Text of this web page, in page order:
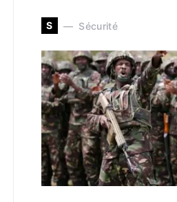
S Sécurité